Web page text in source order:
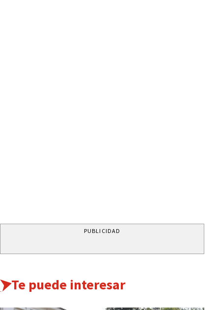
PUBLICIDAD
Te puede interesar